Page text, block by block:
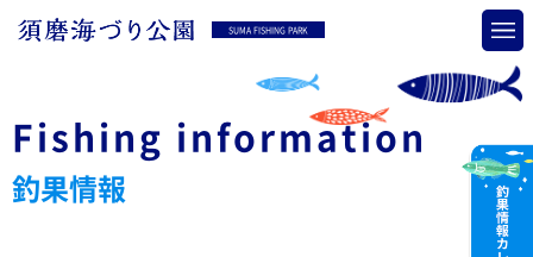
SUMA FISHING PARK
Fishing information
釣果情報